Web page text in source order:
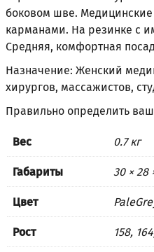
боковом шве.
карманами. На резинке с
Средняя, комфортная
Назначение: Женский
хирургов, массажистов,
Правильно определить
Вес 0.7 кг
Габариты 30 × 28
Цвет
Рост 158,